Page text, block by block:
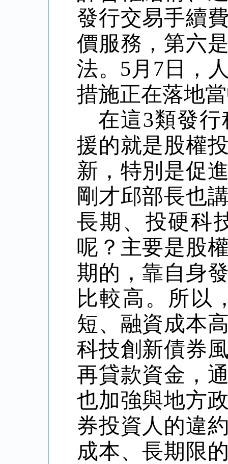
發行交易手續
價服務，第六
法。 5 月 7 日，
措施正在落地
在這3類發行
援的就是股權
新，特別是促
剛才邱部長也
長期、投硬科
呢？主要是股
期的，靠自身
比較高。所以
短、融資成本
科技創新債券
再貸款資金，
也加強與地方
券投資人的違
成本、長期限